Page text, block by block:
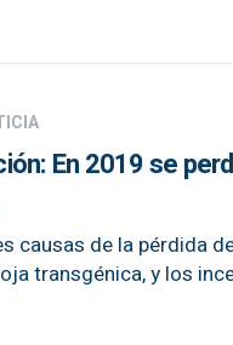
En 2019 se
causas de la pérdida
transgénica, y los